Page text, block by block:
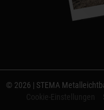
© 2026 | STEMA